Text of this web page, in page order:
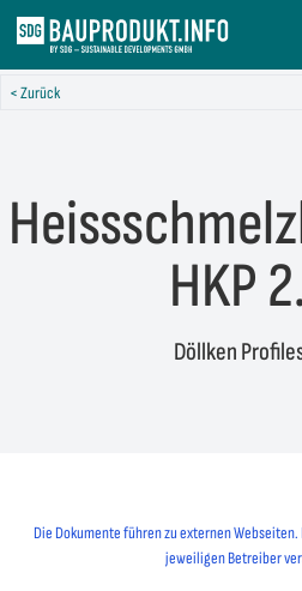
< Zurück
HKP
Döllken
Die Dokumente führen zu externen
jeweiligen Betreiber